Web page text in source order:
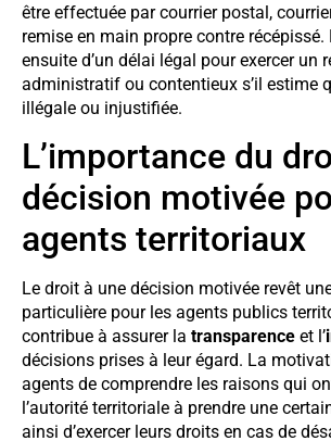
être effectuée par courrier postal,
remise en main propre contre récépissé.
ensuite d’un délai légal pour exercer un
administratif ou contentieux s’il estime
illégale ou injustifiée.
L’importance du
décision motivée
agents territoriaux
Le droit à une décision motivée revêt
particulière pour les agents publics
contribue à assurer la transparence et l’
décisions prises à leur égard. La
agents de comprendre les raisons qui
l’autorité territoriale à prendre une
ainsi d’exercer leurs droits en cas de